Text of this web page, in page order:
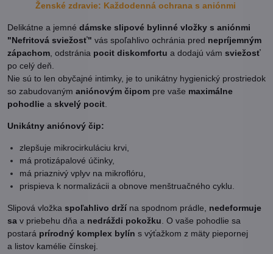
Ženské zdravie: Každodenná ochrana s aniónmi
Delikátne a jemné dámske slipové bylinné vložky s aniónmi
"Nefritová sviežosť" vás spoľahlivo ochránia pred nepríjemným
zápachom , odstránia pocit diskomfortu a dodajú vám sviežosť
po celý deň.
Nie sú to len obyčajné intimky, je to unikátny hygienický prostriedok
so zabudovaným aniónovým čipom pre vaše maximálne
pohodlie a skvelý pocit
Unikátny aniónový čip:
zlepšuje mikrocirkuláciu krvi,
má protizápalové účinky,
má priaznivý vplyv na mikroflóru,
prispieva k normalizácii a obnove menštruačného cyklu.
Slipová vložka spoľahlivo drží na spodnom prádle, nedeformuje
sa v priebehu dňa a nedráždi pokožku . O vaše pohodlie sa
postará prírodný komplex bylín s výťažkom z mäty piepornej
a listov kamélie čínskej.